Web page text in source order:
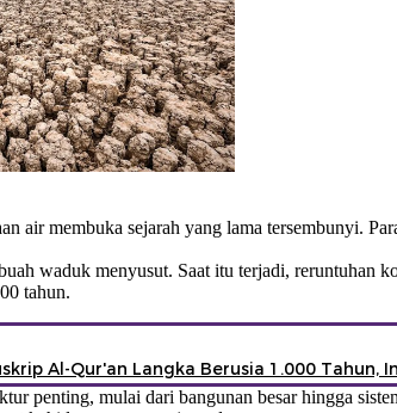
air membuka sejarah yang lama tersembunyi.
waduk menyusut. Saat itu terjadi, reruntuhan
tahun.
Al-Qur'an Langka Berusia 1.000 Tahun,
penting, mulai dari bangunan besar hingga